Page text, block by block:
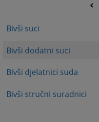
Bivši suci
Bivši dodatni suci
Bivši djelatnici suda
Bivši stručni suradnici